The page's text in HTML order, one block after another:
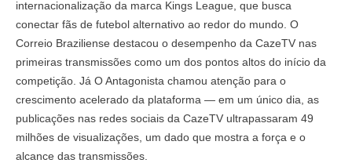
internacionalização da marca Kings League, que busca
conectar fãs de futebol alternativo ao redor do mundo. O
Correio Braziliense destacou o desempenho da CazeTV nas
primeiras transmissões como um dos pontos altos do início da
competição. Já O Antagonista chamou atenção para o
crescimento acelerado da plataforma — em um único dia, as
publicações nas redes sociais da CazeTV ultrapassaram 49
milhões de visualizações, um dado que mostra a força e o
alcance das transmissões.